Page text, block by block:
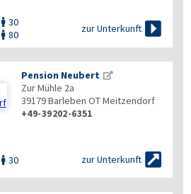
 30
 80
zur Unterkunft 
Pension Neubert
Zur Mühle 2a
39179Barleben OT Meitzendorf
+49-39202-6351
 30 zur Unterkunft 